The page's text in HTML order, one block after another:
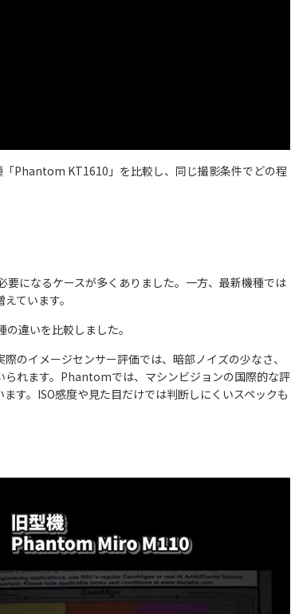
Phantom KT1610」を比較し、同じ撮影条件でどの程
になるケースが多くありました。一方、最新機種では
ています。
違いを比較しました。
のイメージセンサー評価では、暗部ノイズの少なさ、
られます。Phantomでは、マシンビジョンの国際的な評
す。ISO感度や見た目だけでは判断しにくいスペックも